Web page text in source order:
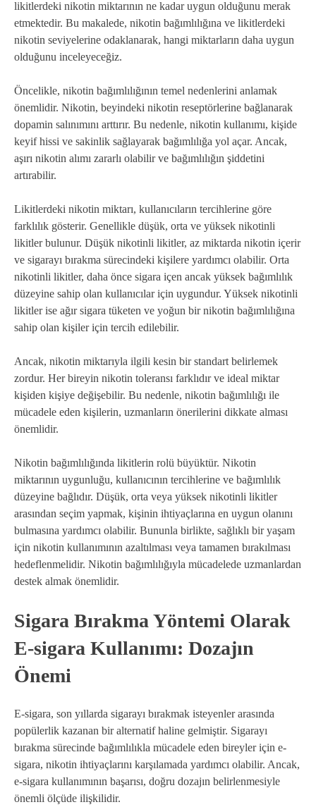
likitlerdeki nikotin miktarının ne kadar uygun olduğunu merak
etmektedir. Bu makalede, nikotin bağımlılığına ve likitlerdeki
nikotin seviyelerine odaklanarak, hangi miktarların daha uygun
olduğunu inceleyeceğiz.
Öncelikle, nikotin bağımlılığının temel nedenlerini anlamak
önemlidir. Nikotin, beyindeki nikotin reseptörlerine bağlanarak
dopamin salınımını arttırır. Bu nedenle, nikotin kullanımı, kişide
keyif hissi ve sakinlik sağlayarak bağımlılığa yol açar. Ancak,
aşırı nikotin alımı zararlı olabilir ve bağımlılığın şiddetini
artırabilir.
Likitlerdeki nikotin miktarı, kullanıcıların tercihlerine göre
farklılık gösterir. Genellikle düşük, orta ve yüksek nikotinli
likitler bulunur. Düşük nikotinli likitler, az miktarda nikotin içerir
ve sigarayı bırakma sürecindeki kişilere yardımcı olabilir. Orta
nikotinli likitler, daha önce sigara içen ancak yüksek bağımlılık
düzeyine sahip olan kullanıcılar için uygundur. Yüksek nikotinli
likitler ise ağır sigara tüketen ve yoğun bir nikotin bağımlılığına
sahip olan kişiler için tercih edilebilir.
Ancak, nikotin miktarıyla ilgili kesin bir standart belirlemek
zordur. Her bireyin nikotin toleransı farklıdır ve ideal miktar
kişiden kişiye değişebilir. Bu nedenle, nikotin bağımlılığı ile
mücadele eden kişilerin, uzmanların önerilerini dikkate alması
önemlidir.
Nikotin bağımlılığında likitlerin rolü büyüktür. Nikotin
miktarının uygunluğu, kullanıcının tercihlerine ve bağımlılık
düzeyine bağlıdır. Düşük, orta veya yüksek nikotinli likitler
arasından seçim yapmak, kişinin ihtiyaçlarına en uygun olanını
bulmasına yardımcı olabilir. Bununla birlikte, sağlıklı bir yaşam
için nikotin kullanımının azaltılması veya tamamen bırakılması
hedeflenmelidir. Nikotin bağımlılığıyla mücadelede uzmanlardan
destek almak önemlidir.
Sigara Bırakma Yöntemi Olarak
E-sigara Kullanımı: Dozajın
Önemi
E-sigara, son yıllarda sigarayı bırakmak isteyenler arasında
popülerlik kazanan bir alternatif haline gelmiştir. Sigarayı
bırakma sürecinde bağımlılıkla mücadele eden bireyler için e-
sigara, nikotin ihtiyaçlarını karşılamada yardımcı olabilir. Ancak,
e-sigara kullanımının başarısı, doğru dozajın belirlenmesiyle
önemli ölçüde ilişkilidir.